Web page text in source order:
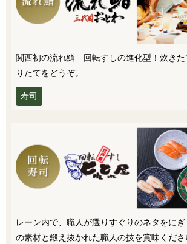
関西初の流れ鮨 回転すしの進化型！炊きた
りたてをどうぞ。
寿司
レーン内で、職人が選りすぐりのネタをに
の素材と鍛え抜かれた職人の技を賞味くださ